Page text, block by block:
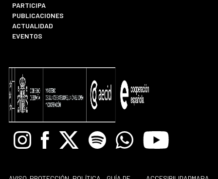
PARTICIPA
PUBLICACIONES
ACTUALIDAD
EVENTOS
InstagramFacebook
X Spotify WhatsappYoutube